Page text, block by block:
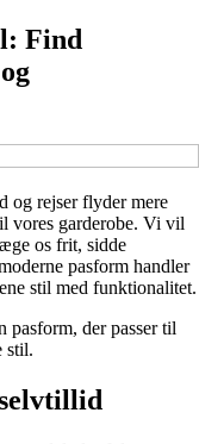
Find
og rejser flyder mere
vores garderobe. Vi vil
os frit, sidde
pasform handler
stil med funktionalitet.
pasform, der passer til
stil.